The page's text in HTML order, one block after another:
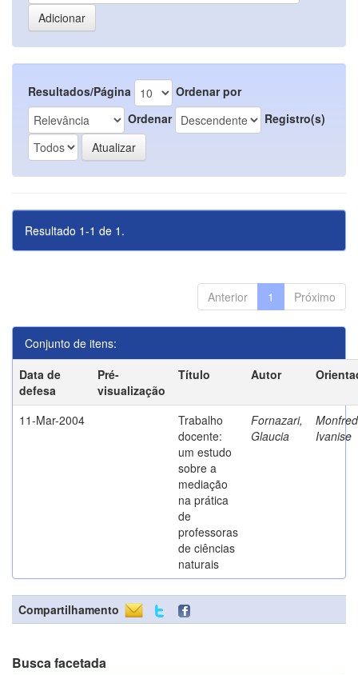
Resultados/Página
Ordenar por
Ordenar
Registro(s)
Resultado 1-1 de 1.
Anterior 1 Próximo
Conjunto de itens:
Data de
defesa
Pré-
visualização
Título Autor
11-Mar-2004
Trabalho
docente:
um estudo
sobre a
mediação
na prática
de
professoras
de ciências
naturais
Fornazari,
Glaucia
Ivanise
Compartilhamento
Busca facetada